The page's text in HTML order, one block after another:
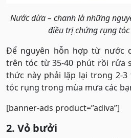
Nước dừa – chanh là những
điều trị chứng rụng
Để nguyên hỗn hợp từ nước
trên tóc từ 35-40 phút rồi rửa
thức này phải lặp lại trong 2-
tóc rụng trong mùa mưa các
[banner-ads product=”adiva”]
2. Vỏ bưởi